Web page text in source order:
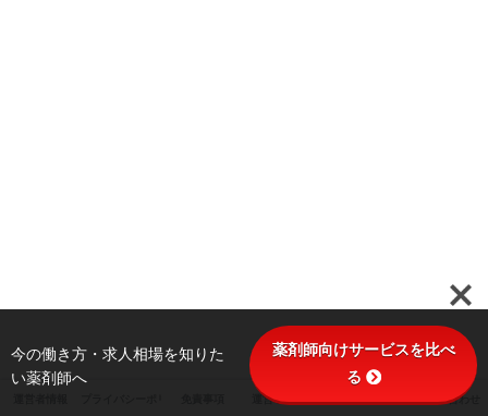
運営ポリシー お問い合わせ
今の働き方・求人相場を知りた
い薬剤師へ
薬剤師向けサービスを比べ
る